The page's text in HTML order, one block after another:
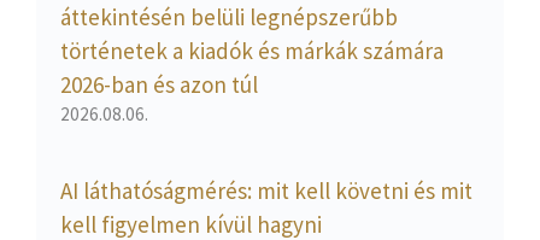
áttekintésén belüli legnépszerűbb
történetek a kiadók és márkák számára
2026-ban és azon túl
2026.08.06.
AI láthatóságmérés: mit kell követni és mit
kell figyelmen kívül hagyni